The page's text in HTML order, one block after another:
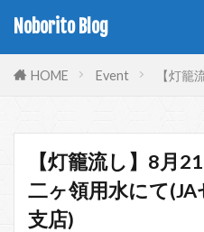
Noborito Blog
HOME Event 【灯籠
【灯籠流し】8月
二ヶ領用水にて
支店)